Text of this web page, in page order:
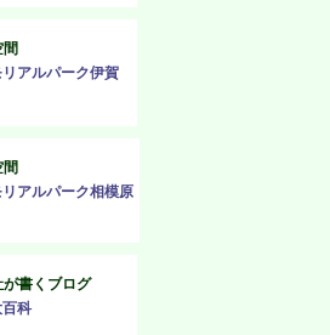
間
アルパーク伊賀
間
アルパーク相模原
書くブログ
科